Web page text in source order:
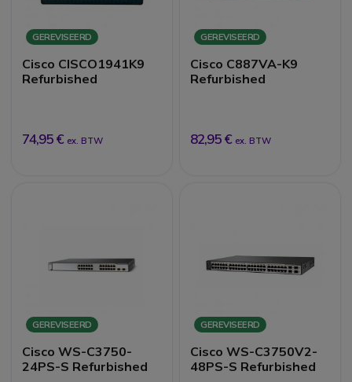
GEREVISEERD
Cisco CISCO1941K9
Refurbished
74,95 € ex. BTW
GEREVISEERD
Cisco C887VA-K9
Refurbished
82,95 € ex. BTW
GEREVISEERD
Cisco WS-C3750-
24PS-S Refurbished
GEREVISEERD
Cisco WS-C3750V2-
48PS-S Refurbished